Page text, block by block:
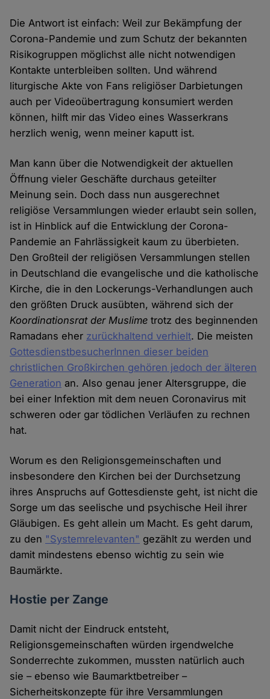
Die Antwort ist einfach: Weil zur Bekämpfung der
Corona-Pandemie und zum Schutz der bekannten
Risikogruppen möglichst alle nicht notwendigen
Kontakte unterbleiben sollten. Und während
liturgische Akte von Fans religiöser Darbietungen
auch per Videoübertragung konsumiert werden
können, hilft mir das Video eines Wasserkrans
herzlich wenig, wenn meiner kaputt ist.
Man kann über die Notwendigkeit der aktuellen
Öffnung vieler Geschäfte durchaus geteilter
Meinung sein. Doch dass nun ausgerechnet
religiöse Versammlungen wieder erlaubt sein sollen,
ist in Hinblick auf die Entwicklung der Corona-
Pandemie an Fahrlässigkeit kaum zu überbieten.
Den Großteil der religiösen Versammlungen stellen
in Deutschland die evangelische und die katholische
Kirche, die in den Lockerungs-Verhandlungen auch
den größten Druck ausübten, während sich der
Koordinationsrat der Muslimetrotz des beginnenden
Ramadans eher zurückhaltend verhielt. Die meisten
GottesdienstbesucherInnen dieser beiden
christlichen Großkirchen gehören jedoch der älteren
Generation an. Also genau jener Altersgruppe, die
bei einer Infektion mit dem neuen Coronavirus mit
schweren oder gar tödlichen Verläufen zu rechnen
hat.
Worum es den Religionsgemeinschaften und
insbesondere den Kirchen bei der Durchsetzung
ihres Anspruchs auf Gottesdienste geht, ist nicht die
Sorge um das seelische und psychische Heil ihrer
Gläubigen. Es geht allein um Macht. Es geht darum,
zu den "Systemrelevanten" gezählt zu werden und
damit mindestens ebenso wichtig zu sein wie
Baumärkte.
Hostie per Zange
Damit nicht der Eindruck entsteht,
Religionsgemeinschaften würden irgendwelche
Sonderrechte zukommen, mussten natürlich auch
sie – ebenso wie Baumarktbetreiber –
Sicherheitskonzepte für ihre Versammlungen